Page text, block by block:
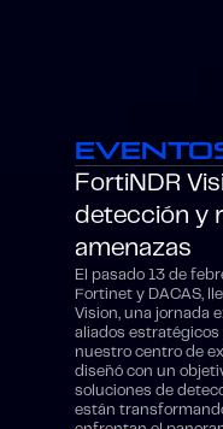
FortiNDR
detección y
amenazas
El pasado 13 de
Fortinet y DACAS,
Vision, una jornada
aliados
nuestro centro de
diseñó con un
soluciones de
están